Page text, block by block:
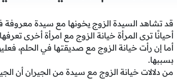
قد تشاهد السيدة الزوج يخونها مع سيدة معروفة
أحيانًا ترى المرأة خيانة الزوج مع امرأة أخرى
أما إن رأت خيانة الزوج مع صديقتها في الحلم،
بسببها.
من دلالات خيانة الزوج مع سيدة من الجيران أن